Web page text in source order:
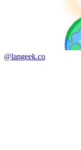
@langeek.co